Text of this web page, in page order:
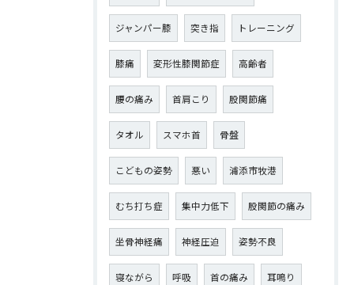
ジャンパー膝 突き指 トレーニング
膝痛 変形性膝関節症 高齢者
腰の痛み 首肩こり 股関節痛
タオル スマホ首 骨盤
こどもの姿勢 悪い 浦添市牧港
むち打ち症 集中力低下 股関節の痛み
坐骨神経痛 神経圧迫 姿勢不良
寝ながら 呼吸 首の痛み 耳鳴り